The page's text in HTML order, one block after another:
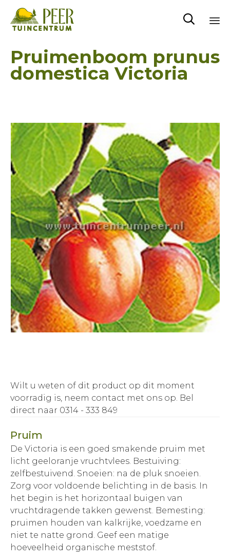

Pruimenboom prunus
domestica Victoria
Wilt u weten of dit product op dit moment
voorradig is, neem contact met ons op. Bel
direct naar 0314 - 333 849
Pruim
De Victoria is een goed smakende pruim met
licht geeloranje vruchtvlees. Bestuiving:
zelfbestuivend. Snoeien: na de pluk snoeien.
Zorg voor voldoende belichting in de basis. In
het begin is het horizontaal buigen van
vruchtdragende takken gewenst. Bemesting:
pruimen houden van kalkrijke, voedzame en
niet te natte grond. Geef een matige
hoeveelheid organische meststof.